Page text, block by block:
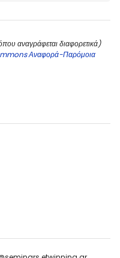
αναγράφεται διαφορετικά)
Αναφορά-Παρόμοια